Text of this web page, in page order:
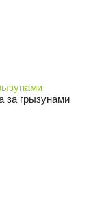
за грызунами